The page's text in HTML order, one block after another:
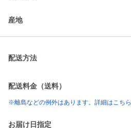
産地
配送方法
配送料金（送料）
※離島などの例外はあります。詳細はこちら
お届け日指定